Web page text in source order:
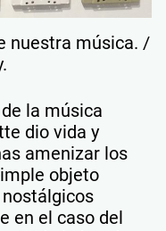
nuestra música. /
la música
dio vida y
amenizar los
objeto
en el caso del